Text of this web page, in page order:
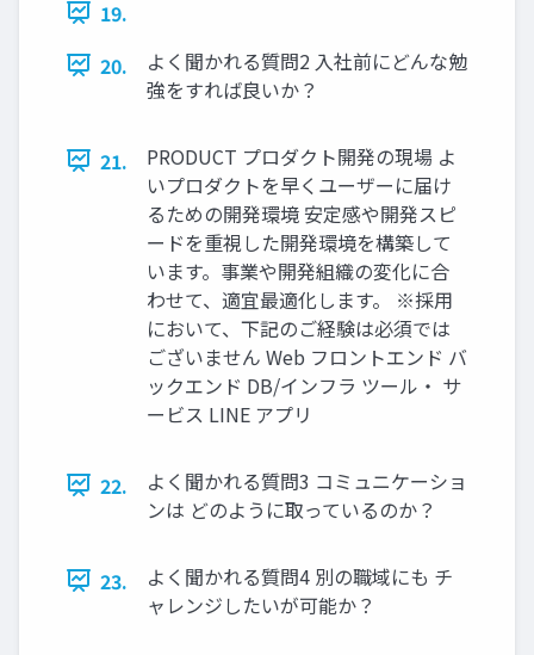
19.
20.
よく聞かれる質問2 入社前にどんな勉
強をすれば良いか？
21.
PRODUCT プロダクト開発の現場 よ
いプロダクトを早くユーザーに届け
るための開発環境 安定感や開発スピ
ードを重視した開発環境を構築して
います。事業や開発組織の変化に合
わせて、適宜最適化します。 ※採用
において、下記のご経験は必須では
ございません Web フロントエンド バ
ックエンド DB/インフラ ツール・ サ
ービス LINE アプリ
22.
よく聞かれる質問3 コミュニケーショ
ンは どのように取っているのか？
23.
よく聞かれる質問4 別の職域にも チ
ャレンジしたいが可能か？